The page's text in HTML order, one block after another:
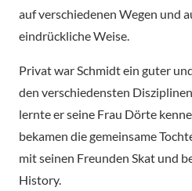
auf verschiedenen Wegen und
eindrückliche Weise.
Privat war Schmidt ein guter
den verschiedensten
lernte er seine Frau Dörte
bekamen die gemeinsame
mit seinen Freunden Skat und
History.